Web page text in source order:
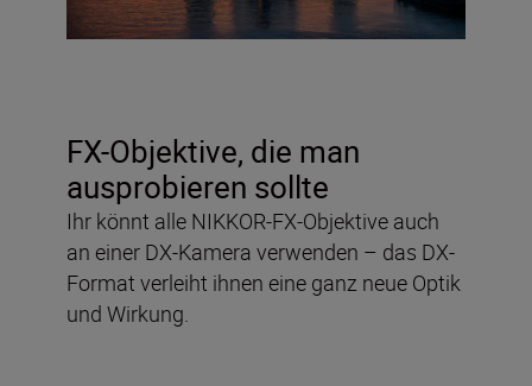
FX-Objektive, die man
ausprobieren sollte
Ihr könnt alle NIKKOR-FX-Objektive auch
an einer DX-Kamera verwenden – das DX-
Format verleiht ihnen eine ganz neue Optik
und Wirkung.